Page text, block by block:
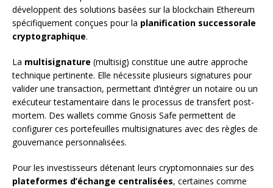
développent des solutions basées sur la blockchain Ethereum
spécifiquement conçues pour la planification successorale
cryptographique.
La multisignature (multisig) constitue une autre approche
technique pertinente. Elle nécessite plusieurs signatures pour
valider une transaction, permettant d’intégrer un notaire ou un
exécuteur testamentaire dans le processus de transfert post-
mortem. Des wallets comme Gnosis Safe permettent de
configurer ces portefeuilles multisignatures avec des règles de
gouvernance personnalisées.
Pour les investisseurs détenant leurs cryptomonnaies sur des
plateformes d’échange centralisées, certaines comme